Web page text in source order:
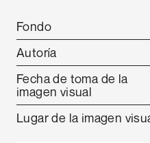
Fondo
Autoría
Fecha de toma de la
imagen visual
Lugar de la imagen